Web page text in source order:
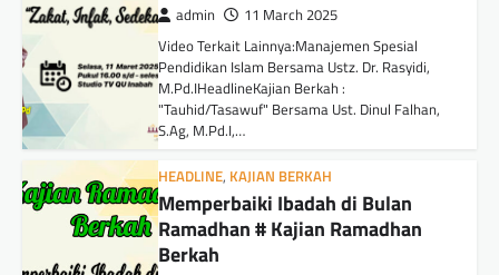
admin 11 March 2025
Video Terkait Lainnya:Manajemen Spesial
Pendidikan Islam Bersama Ustz. Dr. Rasyidi,
M.Pd.IHeadlineKajian Berkah :
"Tauhid/Tasawuf" Bersama Ust. Dinul Falhan,
S.Ag, M.Pd.I,…
HEADLINE, KAJIAN BERKAH
Memperbaiki Ibadah di Bulan
Ramadhan # Kajian Ramadhan
Berkah